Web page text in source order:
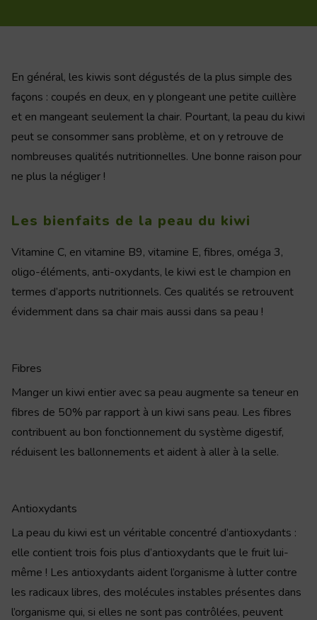
En général, les kiwis sont dégustés de la plus simple des
façons : coupés en deux, en y plongeant une petite cuillère
et en mangeant seulement la chair. Pourtant, la peau du kiwi
peut se consommer sans problème, et on y retrouve de
nombreuses qualités nutritionnelles. Une bonne raison pour
ne plus la négliger !
Les bienfaits de la peau du kiwi
Vitamine C, en vitamine B9, vitamine E, fibres, oméga 3,
oligo-éléments, anti-oxydants, le kiwi est le champion en
termes d’apports nutritionnels. Ces qualités se retrouvent
évidemment dans sa chair mais aussi dans sa peau !
Fibres
Manger un kiwi entier avec sa peau augmente sa teneur en
fibres de 50% par rapport à un kiwi sans peau. Les fibres
contribuent au bon fonctionnement du système digestif,
réduisent les ballonnements et aident à aller à la selle.
Antioxydants
La peau du kiwi est un véritable concentré d’antioxydants :
elle contient trois fois plus d’antioxydants que le fruit lui-
même ! Les antioxydants aident l’organisme à lutter contre
les radicaux libres, des molécules instables présentes dans
l’organisme qui, si elles ne sont pas contrôlées, peuvent